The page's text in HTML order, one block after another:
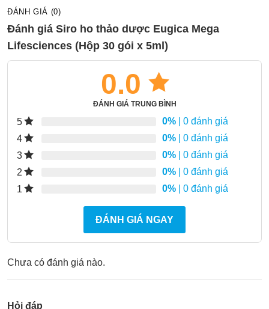
ĐÁNH GIÁ (0)
Đánh giá Siro ho thảo dược Eugica Mega
Lifesciences (Hộp 30 gói x 5ml)
0.0
ĐÁNH GIÁ TRUNG BÌNH
5 0% | 0 đánh giá
4
0% | 0 đánh giá
3
0% | 0 đánh giá
2
0% | 0 đánh giá
1
0% | 0 đánh giá
ĐÁNH GIÁ NGAY
Chưa có đánh giá nào.
Hỏi đáp